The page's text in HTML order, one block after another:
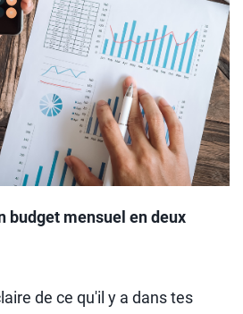
budget mensuel en deux
de ce qu'il y a dans tes